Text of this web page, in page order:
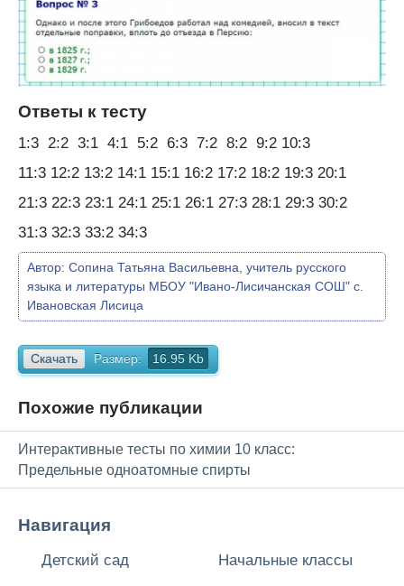
Ответы к тесту
1:3 2:2 3:1 4:1 5:2 6:3 7:2 8:2 9:2 10:3
11:3 12:2 13:2 14:1 15:1 16:2 17:2 18:2 19:3 20:1
21:3 22:3 23:1 24:1 25:1 26:1 27:3 28:1 29:3 30:2
31:3 32:3 33:2 34:3
Автор: Сопина Татьяна Васильевна, учитель русского
языка и литературы МБОУ "Ивано-Лисичанская СОШ" с.
Ивановская Лисица
Скачать Размер: 16.95 Kb
Похожие публикации
Интерактивные тесты по химии 10 класс:
Предельные одноатомные спирты
Навигация
Детский сад Начальные классы